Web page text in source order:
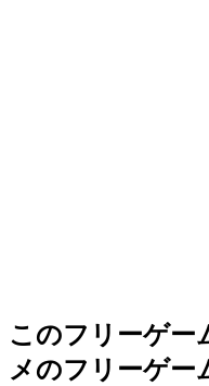
このフリーゲー
メのフリーゲー